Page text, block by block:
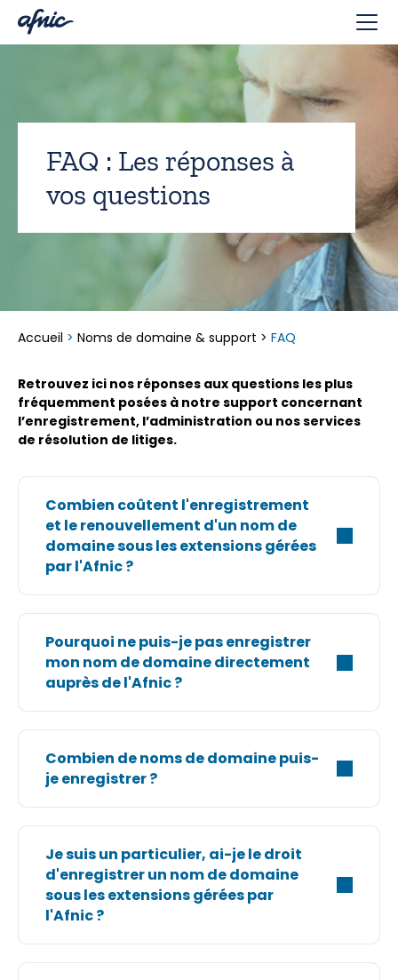
FAQ : Les réponses à
vos questions
Accueil > Noms de domaine & support > FAQ
Retrouvez‌ ‌ici‌ ‌nos‌ ‌réponses‌ ‌aux‌ ‌questions‌ ‌les‌ ‌plus‌
‌fréquemment‌ ‌posées‌ ‌à‌ ‌notre‌ ‌support‌ concernant‌
‌l’enregistrement,‌ ‌l’administration‌ ‌ou‌ ‌nos‌ ‌services‌
‌de‌ ‌résolution‌ ‌de‌ ‌litiges.‌ ‌
Combien coûtent l'enregistrement
et le renouvellement d'un nom de
domaine sous les extensions gérées
par l'Afnic ?
Pourquoi ne puis-je pas enregistrer
mon nom de domaine directement
auprès de l'Afnic ?
Combien de noms de domaine puis-
je enregistrer ?
Je suis un particulier, ai-je le droit
d'enregistrer un nom de domaine
sous les extensions gérées par
l'Afnic ?
Panneau de gestion des cookies